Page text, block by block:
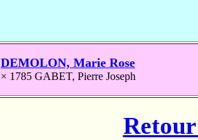
DEMOLON, Marie Rose
× 1785 GABET, Pierre Joseph